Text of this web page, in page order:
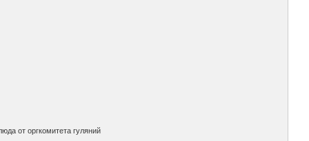
от оргкомитета гуляний